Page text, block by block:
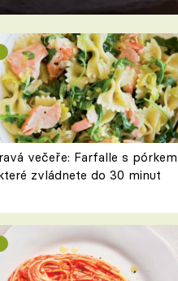
večeře: Farfalle s pórkem
zvládnete do 30 minut